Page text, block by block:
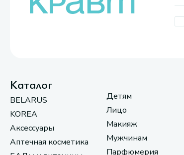
Каталог
BELARUS
KOREA
Аксессуары
Аптечная косметика
Детям
Лицо
Макияж
Мужчинам
Парфюмерия